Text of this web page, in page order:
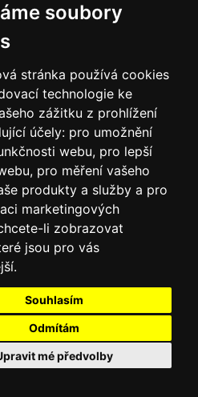
soubory
stránka používá cookies
technologie ke
zážitku z prohlížení
účely: pro umožnění
webu, pro lepší
, pro měření vašeho
produkty a služby a pro
marketingových
li zobrazovat
jsou pro vás
.
Souhlasím
Odmítám
mé předvolby
zahrnující výrobu a následnou
platí dohodnuté termíny) relativně
je, že systém značení je
dokumentace a že je pro výrobu
produkční a technologické